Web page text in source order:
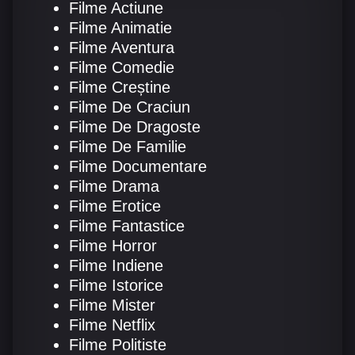
Filme Actiune
Filme Animatie
Filme Aventura
Filme Comedie
Filme Creștine
Filme De Craciun
Filme De Dragoste
Filme De Familie
Filme Documentare
Filme Drama
Filme Erotice
Filme Fantastice
Filme Horror
Filme Indiene
Filme Istorice
Filme Mister
Filme Netflix
Filme Politiste